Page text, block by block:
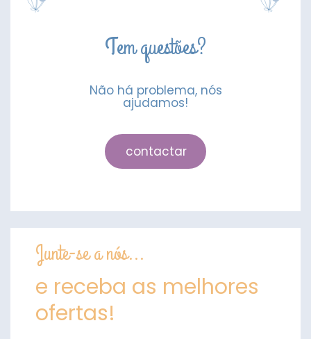
Tem questões?
Não há problema, nós
ajudamos!
contactar
Junte-se a nós...
e receba as melhores
ofertas!